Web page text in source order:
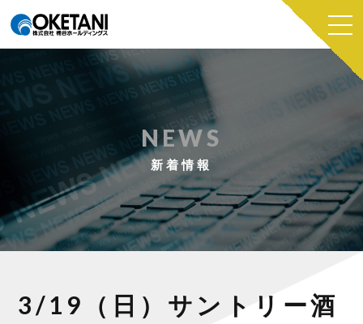
NEWS
新着情報
3/19（日）サントリー酒